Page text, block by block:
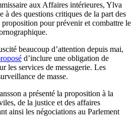
aux Affaires intérieures, Ylva
à des questions critiques de la part des
proposition pour prévenir et combattre le
beaucoup d’attention depuis mai,
d’inclure une obligation de
les services de messagerie. Les
de masse.
a présenté la proposition à la
de la justice et des affaires
ainsi les négociations au Parlement